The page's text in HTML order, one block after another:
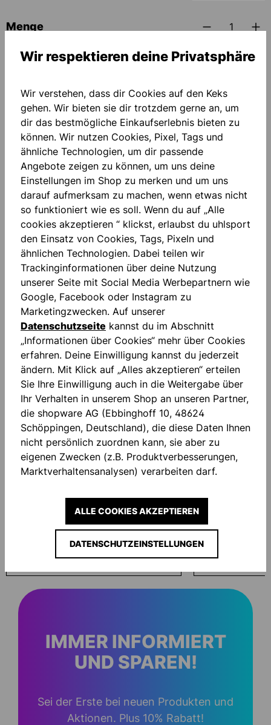
Menge
IN DEN WARENKORB
Zum Merkzettel hinzufügen
Beschreibung
Absolutgrip: ABSOLUTGRIP ist der Allrounder unter
unseren High-Performance- Haftschäumen. Die
patentierte Latexmischung biet… Mehr
Bewertungen
Produktgalerie überspringen
accessoires
NEU
ECO WASH 200ML
NEU
15,00 €*
IMMER INFORMIERT
UND SPAREN!
Sei der Erste bei neuen Produkten und
Aktionen. Plus 10% Rabatt!
Wir respektieren deine Privatsphäre
Wir verstehen, dass dir Cookies auf den Keks
gehen. Wir bieten sie dir trotzdem gerne an, um
dir das bestmögliche Einkaufserlebnis bieten zu
können. Wir nutzen Cookies, Pixel, Tags und
ähnliche Technologien, um dir passende
Angebote zeigen zu können, um uns deine
Einstellungen im Shop zu merken und um uns
darauf aufmerksam zu machen, wenn etwas nicht
so funktioniert wie es soll. Wenn du auf „Alle
cookies akzeptieren “ klickst, erlaubst du uhlsport
den Einsatz von Cookies, Tags, Pixeln und
ähnlichen Technologien. Dabei teilen wir
Trackinginformationen über deine Nutzung
unserer Seite mit Social Media Werbepartnern wie
Google, Facebook oder Instagram zu
Marketingzwecken. Auf unserer
Datenschutzseite kannst du im Abschnitt
„Informationen über Cookies“ mehr über Cookies
erfahren. Deine Einwilligung kannst du jederzeit
ändern. Mit Klick auf „Alles akzeptieren“ erteilen
Sie Ihre Einwilligung auch in die Weitergabe über
Ihr Verhalten in unserem Shop an unseren Partner,
die shopware AG (Ebbinghoff 10, 48624
Schöppingen, Deutschland), die diese Daten Ihnen
nicht persönlich zuordnen kann, sie aber zu
eigenen Zwecken (z.B. Produktverbesserungen,
Marktverhaltensanalysen) verarbeiten darf.
DATENSCHUTZEINSTELLUNGEN
ALLE COOKIES AKZEPTIEREN